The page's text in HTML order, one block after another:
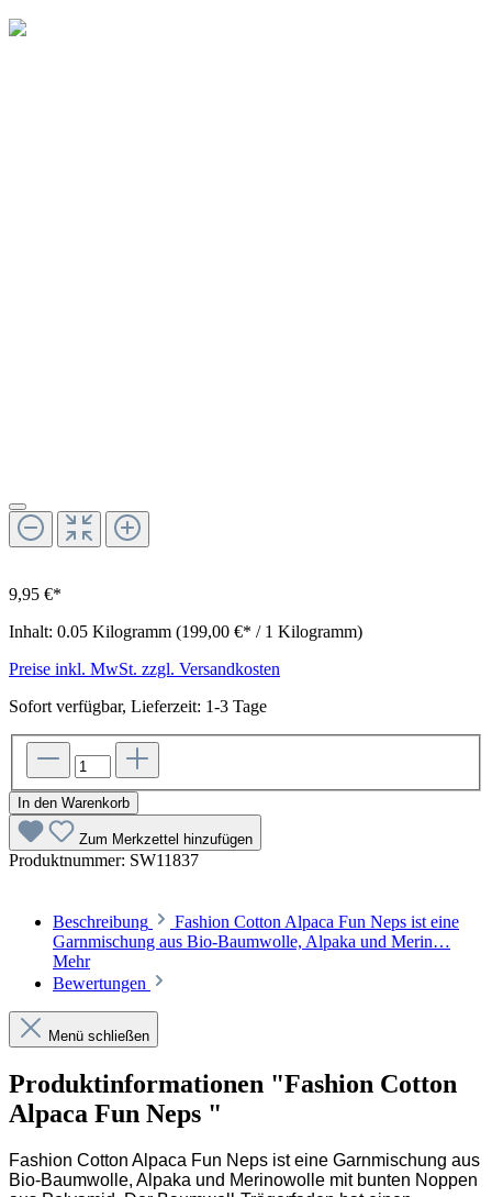
9,95 €*
Inhalt: 0.05 Kilogramm (199,00 €* / 1 Kilogramm)
Preise inkl. MwSt. zzgl. Versandkosten
Sofort verfügbar, Lieferzeit: 1-3 Tage
In den Warenkorb
Zum Merkzettel hinzufügen
Produktnummer: SW11837
Beschreibung
Fashion Cotton Alpaca Fun Neps ist eine
Garnmischung aus Bio-Baumwolle, Alpaka und Merin…
Mehr
Bewertungen
Menü schließen
Produktinformationen "Fashion Cotton
Alpaca Fun Neps "
Fashion Cotton Alpaca Fun Neps ist eine Garnmischung aus
Bio-Baumwolle, Alpaka und Merinowolle mit bunten Noppen